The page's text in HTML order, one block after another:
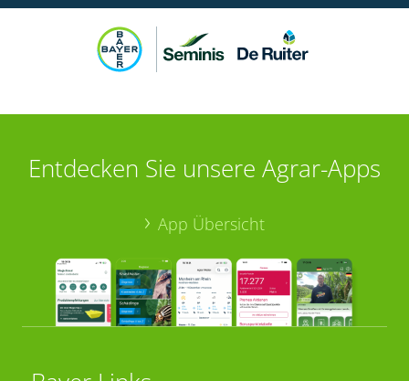
Entdecken Sie unsere Agrar-Apps
App Übersicht